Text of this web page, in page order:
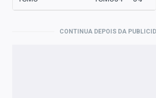
CONTINUA DEPOIS DA